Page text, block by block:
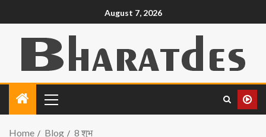
August 7, 2026
Home Blog 8 शुभ